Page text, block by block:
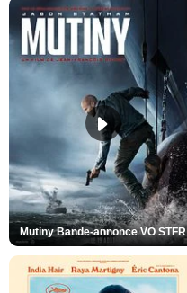
Mutiny Bande-annonce VO STFR